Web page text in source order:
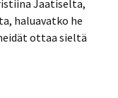
Jaatiselta,
haluavatko he
ottaa sieltä